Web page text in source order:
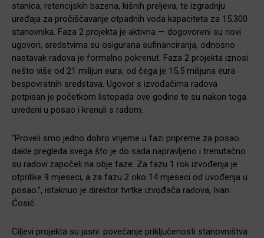
stanica, retencijskih bazena, kišnih preljeva, te izgradnju
uređaja za pročišćavanje otpadnih voda kapaciteta za 15.300
stanovnika. Faza 2 projekta je aktivna — dogovoreni su novi
ugovori, sredstvima su osigurana sufinanciranja, odnosno
nastavak radova je formalno pokrenut. Faza 2 projekta iznosi
nešto više od 21 milijun eura, od čega je 15,5 milijuna eura
bespovratnih sredstava. Ugovor s izvođačima radova
potpisan je početkom listopada ove godine te su nakon toga
uvedeni u posao i krenuli s radom.
“Proveli smo jedno dobro vrijeme u fazi pripreme za posao
dakle pregleda svega što je do sada napravljeno i trenutačno
su radovi započeli na obje faze. Za fazu 1 rok izvođenja je
otprilike 9 mjeseci, a za fazu 2 oko 14 mjeseci od uvođenja u
posao.”, istaknuo je direktor tvrtke izvođača radova, Ivan
Ćosić.
Ciljevi projekta su jasni: povećanje priključenosti stanovništva